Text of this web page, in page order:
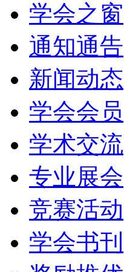
学会之窗
通知通告
新闻动态
学会会员
学术交流
专业展会
竞赛活动
学会书刊